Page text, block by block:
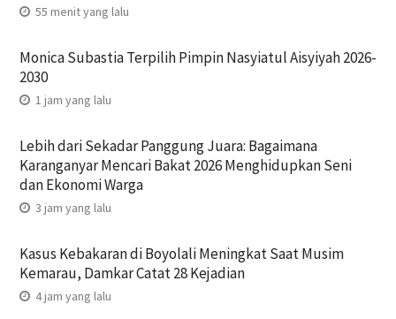
55 menit yang lalu
Monica Subastia Terpilih Pimpin Nasyiatul Aisyiyah 2026-
2030
1 jam yang lalu
Lebih dari Sekadar Panggung Juara: Bagaimana
Karanganyar Mencari Bakat 2026 Menghidupkan Seni
dan Ekonomi Warga
3 jam yang lalu
Kasus Kebakaran di Boyolali Meningkat Saat Musim
Kemarau, Damkar Catat 28 Kejadian
4 jam yang lalu